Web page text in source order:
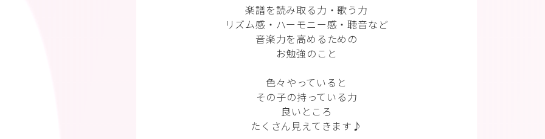
楽譜を読み取る力・歌う力
リズム感・ハーモニー感・聴音など
音楽力を高めるための
お勉強のこと
色々やっていると
その子の持っている力
良いところ
たくさん見えてきます♪